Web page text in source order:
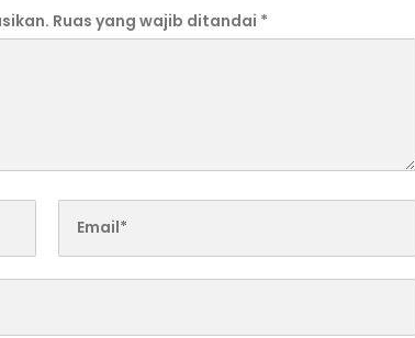
Ruas yang wajib ditandai *